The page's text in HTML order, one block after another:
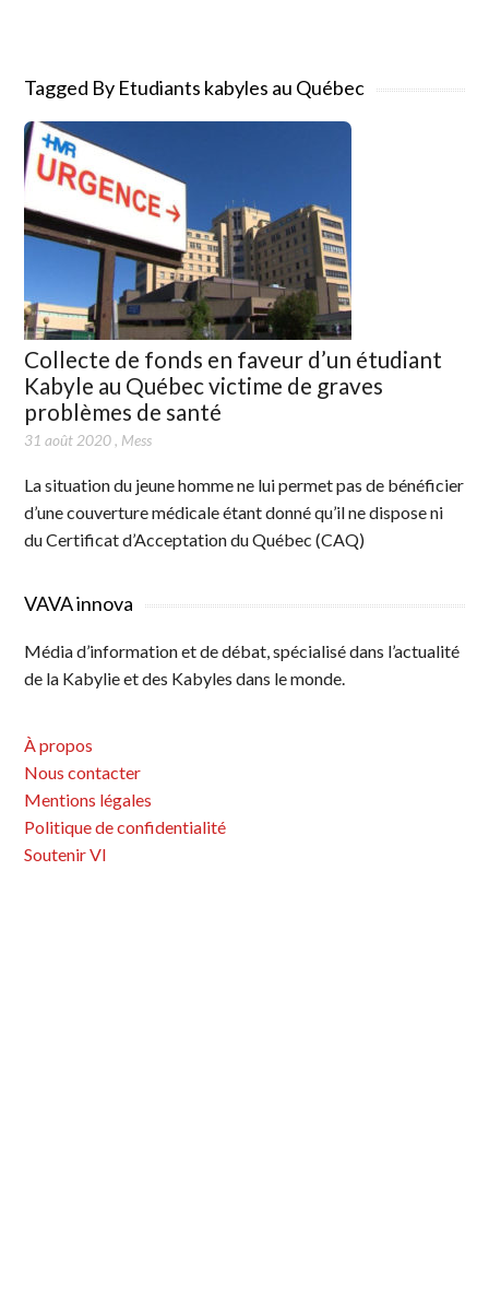
Tagged By Etudiants kabyles au Québec
Collecte de fonds en faveur d’un étudiant
Kabyle au Québec victime de graves
problèmes de santé
31 août 2020, Mess
La situation du jeune homme ne lui permet pas de bénéficier
d’une couverture médicale étant donné qu’il ne dispose ni
du Certificat d’Acceptation du Québec (CAQ)
VAVA innova
Média d’information et de débat, spécialisé dans l’actualité
de la Kabylie et des Kabyles dans le monde.
À propos
Nous contacter
Mentions légales
Politique de confidentialité
Soutenir VI